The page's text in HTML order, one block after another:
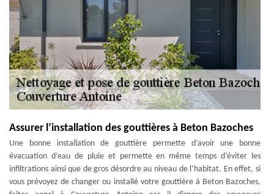
Assurer l’installation des gouttières à Beton Bazoches
Une bonne installation de gouttière permette d’avoir une bonne
évacuation d’eau de pluie et permette en même temps d’éviter les
infiltrations ainsi que de gros désordre au niveau de l’habitat. En effet, si
vous prévoyez de changer ou installé votre gouttière à Beton Bazoches,